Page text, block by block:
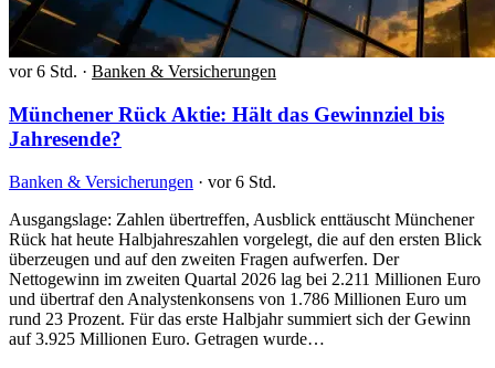
vor 6 Std. · Banken & Versicherungen
Münchener Rück Aktie: Hält das Gewinnziel bis
Jahresende?
Banken & Versicherungen · vor 6 Std.
Ausgangslage: Zahlen übertreffen, Ausblick enttäuscht Münchener
Rück hat heute Halbjahreszahlen vorgelegt, die auf den ersten Blick
überzeugen und auf den zweiten Fragen aufwerfen. Der
Nettogewinn im zweiten Quartal 2026 lag bei 2.211 Millionen Euro
und übertraf den Analystenkonsens von 1.786 Millionen Euro um
rund 23 Prozent. Für das erste Halbjahr summiert sich der Gewinn
auf 3.925 Millionen Euro. Getragen wurde…